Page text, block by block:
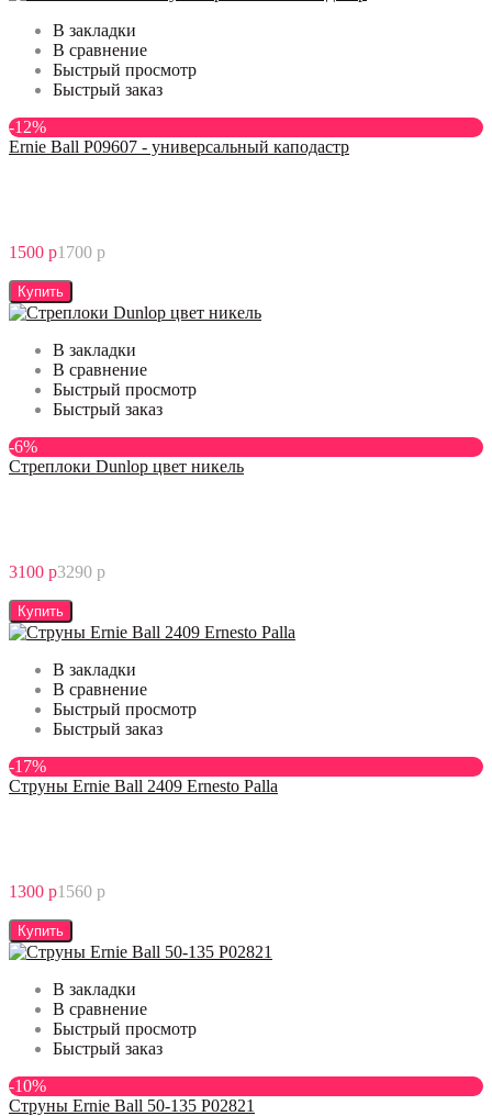
В закладки
В сравнение
Быстрый просмотр
Быстрый заказ
-12%
Ernie Ball P09607 - универсальный каподастр
1500 р1700 р
Купить
В закладки
В сравнение
Быстрый просмотр
Быстрый заказ
-6%
Стреплоки Dunlop цвет никель
3100 р3290 р
Купить
В закладки
В сравнение
Быстрый просмотр
Быстрый заказ
-17%
Струны Ernie Ball 2409 Ernesto Palla
1300 р1560 р
Купить
В закладки
В сравнение
Быстрый просмотр
Быстрый заказ
-10%
Струны Ernie Ball 50-135 P02821